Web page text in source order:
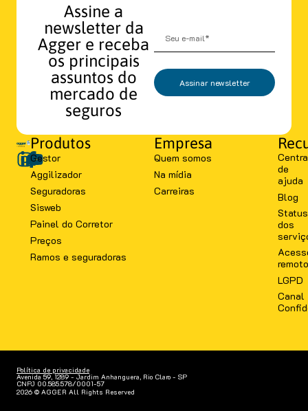
Assine a
newsletter da
Agger e receba
os principais
assuntos do
mercado de
seguros
Assinar newsletter
Produtos
Gestor
Aggilizador
Seguradoras
Sisweb
Painel do Corretor
Preços
Ramos e seguradoras
Empresa
Quem somos
Na mídia
Carreiras
de
ajuda
Blog
Status
dos
remoto
LGPD
Canal
Política de privacidade
Avenida 59, 1289 - Jardim Anhanguera, Rio Claro - SP
CNPJ 00.585.578/0001-57
2026 © AGGER All Rights Reserved